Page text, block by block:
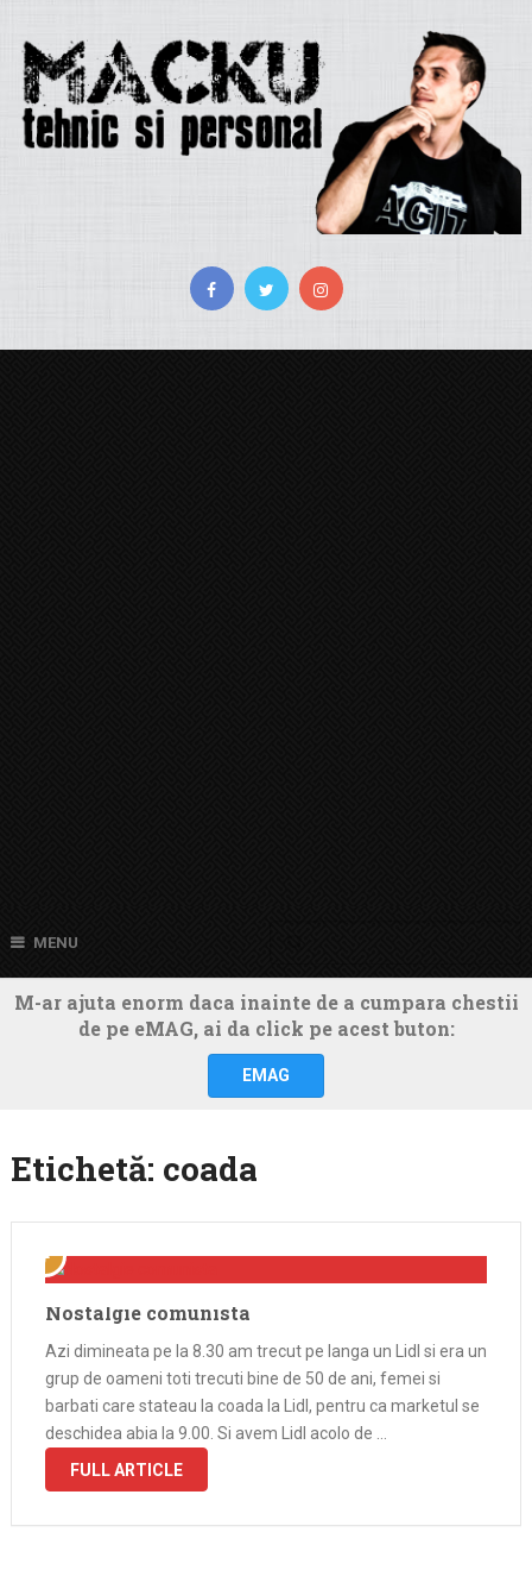
MENU
M-ar ajuta enorm daca inainte de a cumpara chestii
de pe eMAG, ai da click pe acest buton:
EMAG
Etichetă: coada
Nostalgie comunista
Azi dimineata pe la 8.30 am trecut pe langa un Lidl si era un
grup de oameni toti trecuti bine de 50 de ani, femei si
barbati care stateau la coada la Lidl, pentru ca marketul se
deschidea abia la 9.00. Si avem Lidl acolo de …
FULL ARTICLE